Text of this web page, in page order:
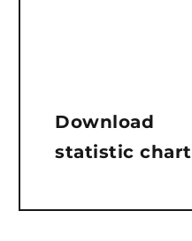
Download
statistic chart